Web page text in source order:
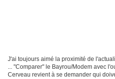
J'ai toujours aimé la proximité de
... "Comparer" le Bayrou/Modem avec
Cerveau revient à se demander qui